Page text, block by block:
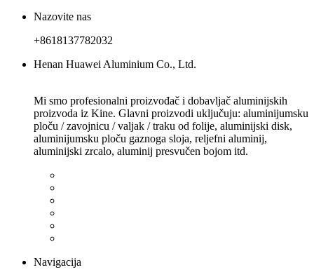
Nazovite nas
+8618137782032
Henan Huawei Aluminium Co., Ltd.
Mi smo profesionalni proizvođač i dobavljač aluminijskih
proizvoda iz Kine. Glavni proizvodi uključuju: aluminijumsku
ploču / zavojnicu / valjak / traku od folije, aluminijski disk,
aluminijumsku ploču gaznoga sloja, reljefni aluminij,
aluminijski zrcalo, aluminij presvučen bojom itd.
Navigacija